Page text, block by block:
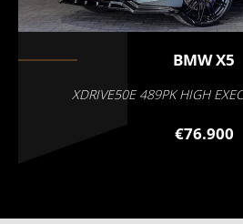
BMWX5
XDRIVE50E 489PK HIGH
€76.900